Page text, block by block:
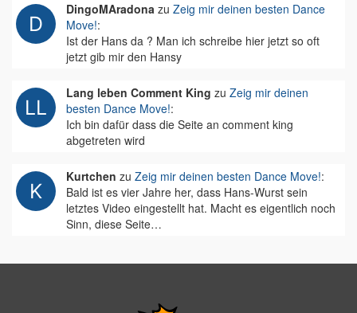
DingoMAradona zu Zeig mir deinen besten Dance
Move!:
Ist der Hans da ? Man ich schreibe hier jetzt so oft
jetzt gib mir den Hansy
Lang leben Comment King zu Zeig mir deinen
besten Dance Move!:
Ich bin dafür dass die Seite an comment king
abgetreten wird
Kurtchen zu Zeig mir deinen besten Dance Move!:
Bald ist es vier Jahre her, dass Hans-Wurst sein
letztes Video eingestellt hat. Macht es eigentlich noch
Sinn, diese Seite…